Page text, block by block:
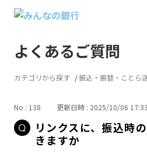
よくあるご質問
カテゴリから探す 振込・振替・ことら
No : 138 更新日時 : 2025/10/06 17:33
リンクスに、振込時
きますか